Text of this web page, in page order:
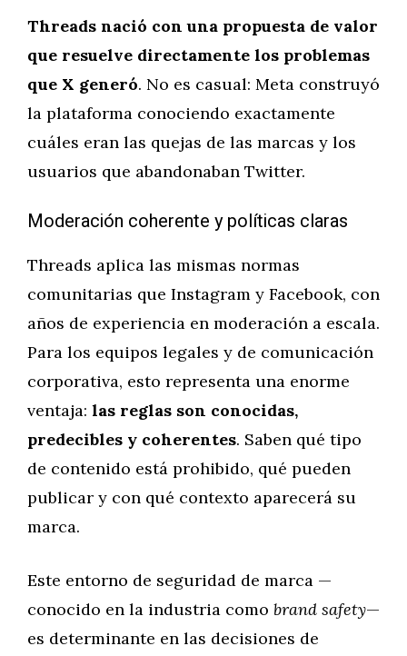
Threads nació con una propuesta de valor
que resuelve directamente los problemas
que X generó. No es casual: Meta construyó
la plataforma conociendo exactamente
cuáles eran las quejas de las marcas y los
usuarios que abandonaban Twitter.
Moderación coherente y políticas claras
Threads aplica las mismas normas
comunitarias que Instagram y Facebook, con
años de experiencia en moderación a escala.
Para los equipos legales y de comunicación
corporativa, esto representa una enorme
ventaja: las reglas son conocidas,
predecibles y coherentes. Saben qué tipo
de contenido está prohibido, qué pueden
publicar y con qué contexto aparecerá su
marca.
Este entorno de seguridad de marca —
conocido en la industria como brand safety—
es determinante en las decisiones de